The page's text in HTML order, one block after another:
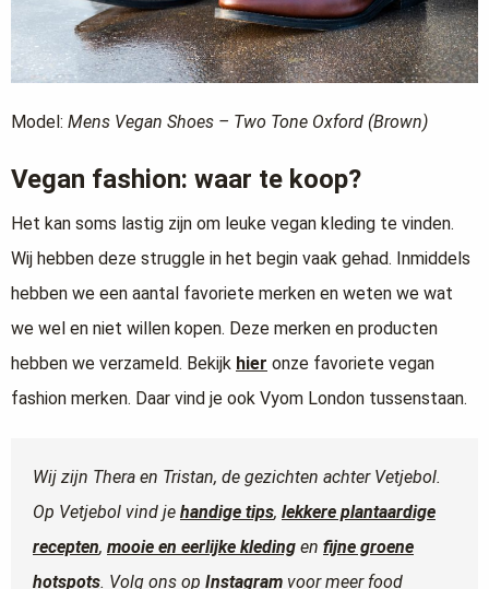
Model: Mens Vegan Shoes – Two Tone Oxford (Brown)
Vegan fashion: waar te koop?
Het kan soms lastig zijn om leuke vegan kleding te vinden.
Wij hebben deze struggle in het begin vaak gehad. Inmiddels
hebben we een aantal favoriete merken en weten we wat
we wel en niet willen kopen. Deze merken en producten
hebben we verzameld. Bekijk hier onze favoriete vegan
fashion merken. Daar vind je ook Vyom London tussenstaan.
Wij zijn Thera en Tristan, de gezichten achter Vetjebol.
Op Vetjebol vind je handige tips, lekkere plantaardige
recepten, mooie en eerlijke kleding en fijne groene
hotspots. Volg ons op Instagram voor meer food